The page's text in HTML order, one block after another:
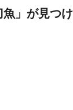
」が見つけ